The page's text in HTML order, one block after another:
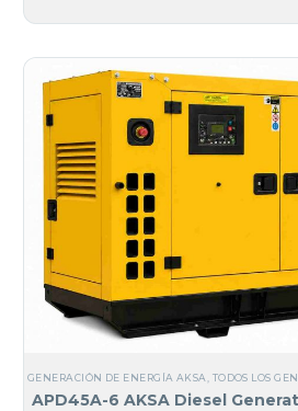
GENERACIÓN DE ENERGÍA AKSA TODOS LOS
APD45A-6 AKSA Diesel